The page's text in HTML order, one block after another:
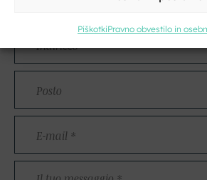
PiškotkiPravno obvestilo in
*